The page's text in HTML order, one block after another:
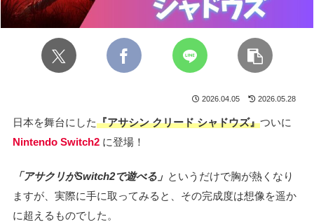
2026.04.05 2026.05.28
日本を舞台にした『アサシン クリード シャドウズ』ついに
Nintendo Switch2 に登場！
「アサクリがSwitch2で遊べる」 というだけで胸が熱くなり
ますが、実際に手に取ってみると、その完成度は想像を遥か
に超えるものでした。